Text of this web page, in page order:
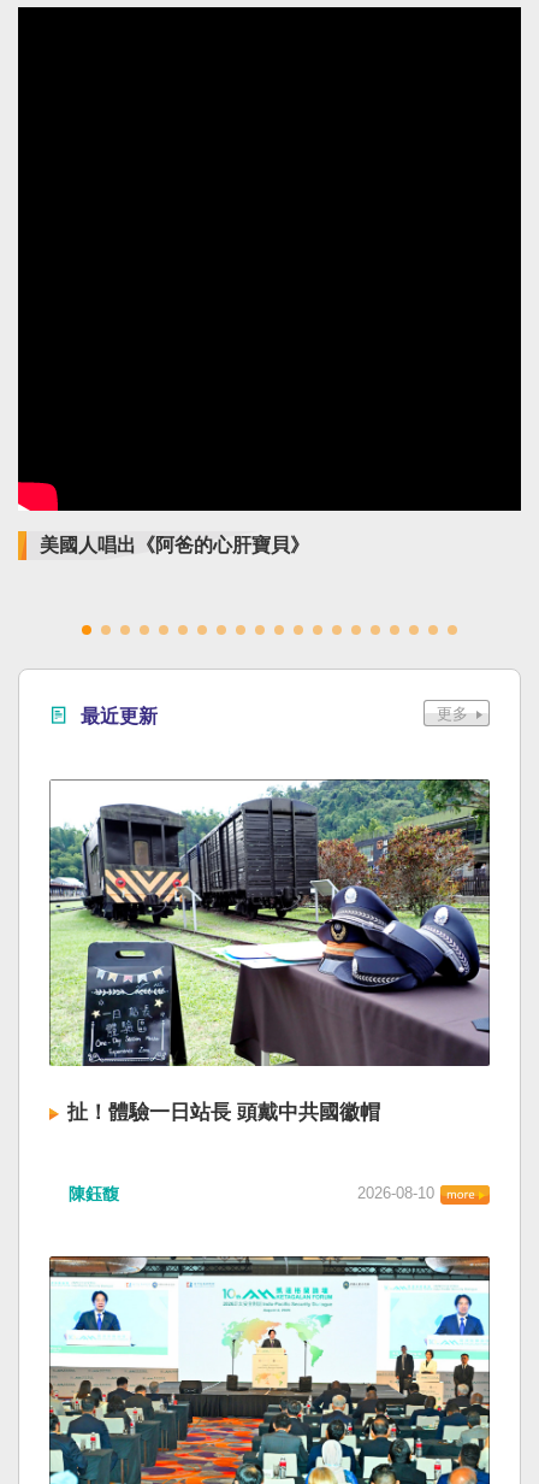
美國人唱出《阿爸的心肝寶貝》
最近更新
扯！體驗一日站長 頭戴中共國徽帽
年華」，其中一日站長體驗活動，現場竟提供多
（讀者提供） 車埕鐵道音樂嘉年華染紅 學者：建
立國家識別審核機制 為慶祝集集線復駛，交通部
觀光署日月潭風景區管理處（日管處）八日在車
埕火車站鐵道廣場舉辦「鐵道音樂嘉年華」，其
中一日站長體驗活動，竟然提供多頂中共五星國
徽的車長帽供民眾配戴拍照，令家長傻眼；日管
處表示，委辦廠商忘記把首次買錯的道具帽拿
走，另一組場佈人員就全部布置，該處疏忽沒有
現場再次檢查，對此深感抱歉。觀光署署長陳玉
陳鈺馥 2026-08-10